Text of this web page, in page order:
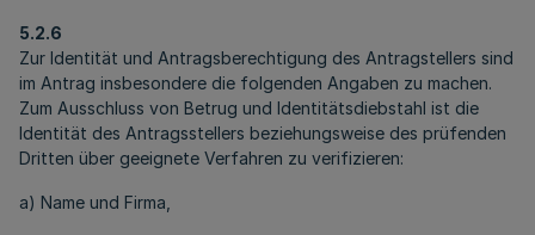
5.2.6
Zur Identität und Antragsberechtigung des Antragstellers sind
im Antrag insbesondere die folgenden Angaben zu machen.
Zum Ausschluss von Betrug und Identitätsdiebstahl ist die
Identität des Antragsstellers beziehungsweise des prüfenden
Dritten über geeignete Verfahren zu verifizieren:
a) Name und Firma,